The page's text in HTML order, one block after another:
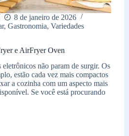
8 de janeiro de 2026
, Gastronomia, Variedades
e AirFryer Oven
não param de surgir. Os
estão cada vez mais compactos
a cozinha com um aspecto mais
Se você está procurando